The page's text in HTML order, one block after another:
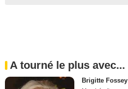
A tourné le plus avec...
Brigitte Fossey